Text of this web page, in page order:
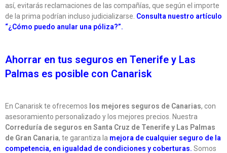
así, evitarás reclamaciones de las compañías, que según el importe
de la prima podrían incluso judicializarse. Consulta nuestro artículo
“¿Cómo puedo anular una póliza?”.
Ahorrar en tus seguros en Tenerife y Las
Palmas es posible con Canarisk
En Canarisk te ofrecemos los mejores seguros de Canarias, con
asesoramiento personalizado y los mejores precios. Nuestra
Correduría de seguros en Santa Cruz de Tenerife y Las Palmas
de Gran Canaria, te garantiza la mejora de cualquier seguro de la
competencia, en igualdad de condiciones y coberturas. Somos